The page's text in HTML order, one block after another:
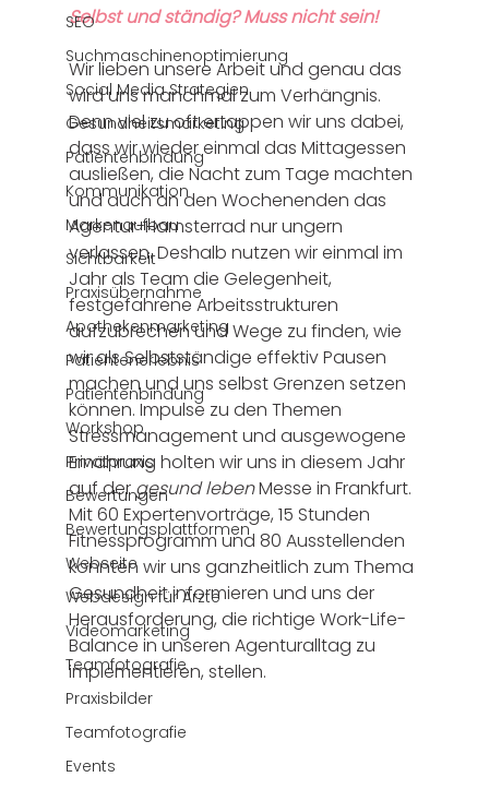
SEO
Suchmaschinenoptimierung
Social Media Strategien
Gesundheitsmarketing
Patientenbindung
Kommunikation
Markenaufbau
Sichtbarkeit
Praxisübernahme
Apothekenmarketing
Patientenerlebnis
Patientenbindung
Workshop
Privatpraxis
Bewertungen
Bewertungsplattformen
Webseite
Webdesign für Ärzte
Videomarketing
Teamfotografie
Praxisbilder
Teamfotografie
Events
Selbst und ständig? Muss nicht sein!
Wir lieben unsere Arbeit und genau das
wird uns manchmal zum Verhängnis.
Denn viel zu oft ertappen wir uns dabei,
dass wir wieder einmal das Mittagessen
ausließen, die Nacht zum Tage machten
und auch an den Wochenenden das
Agentur-Hamsterrad nur ungern
verlassen. Deshalb nutzen wir einmal im
Jahr als Team die Gelegenheit,
festgefahrene Arbeitsstrukturen
aufzubrechen und Wege zu finden, wie
wir als Selbstständige effektiv Pausen
machen und uns selbst Grenzen setzen
können. Impulse zu den Themen
Stressmanagement und ausgewogene
Ernährung holten wir uns in diesem Jahr
auf der gesund leben Messe in Frankfurt.
Mit 60 Expertenvorträge, 15 Stunden
Fitnessprogramm und 80 Ausstellenden
konnten wir uns ganzheitlich zum Thema
Gesundheit informieren und uns der
Herausforderung, die richtige Work-Life-
Balance in unseren Agenturalltag zu
implementieren, stellen.